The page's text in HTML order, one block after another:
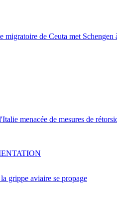
migratoire de Ceuta met Schengen
menacée de mesures de
grippe aviaire se propage